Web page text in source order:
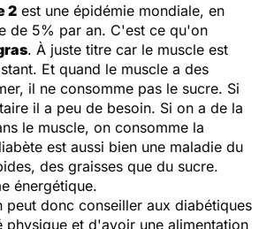
2 est une épidémie mondiale, en
de 5% par an. C'est ce qu'on
. À juste titre car le muscle est
Et quand le muscle a des
il ne consomme pas le sucre. Si
il a peu de besoin. Si on a de la
le muscle, on consomme la
est aussi bien une maladie du
des graisses que du sucre.
énergétique.
peut donc conseiller aux diabétiques
et d'avoir une alimentation